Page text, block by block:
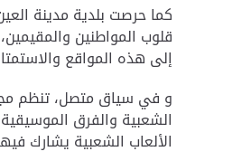
كما حرصت بلدية مدينة
قلوب المواطنين
إلى هذه المواقع
الشعبية والفرق
الألعاب الشعبية يشارك